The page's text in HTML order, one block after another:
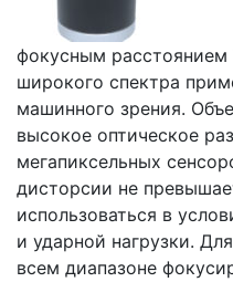
фокусным
широкого спектра
машинного зрения.
высокое оптическое
мегапиксельных
дисторсии не
использоваться в
и ударной нагрузки.
всем диапазоне